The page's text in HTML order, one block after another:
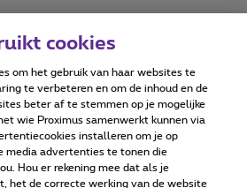
Accessibility statement
© Proximus
cookies
om het gebruik van haar websites te
te verbeteren en om de inhoud en de
beter af te stemmen op je mogelijke
wie Proximus samenwerkt kunnen via
installeren om je op
media advertenties te tonen die
Hou er rekening mee dat als je
het de correcte werking van de website